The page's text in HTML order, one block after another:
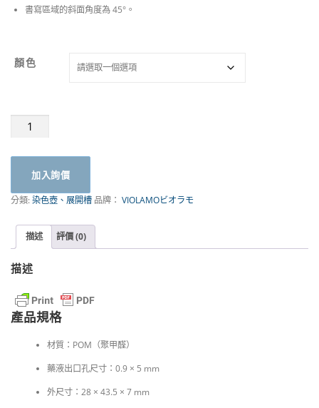
書寫區域的斜面角度為 45°。
顏色
Cassette
VEC
系
VIOLAMO
ビ
オ
モ
數
加入詢價
分類:染色壺、展開槽 品牌： VIOLAMOビオラモ
描述 評價 (0)
描述
產品規格
材質：POM（聚甲醛）
藥液出口孔尺寸：0.9 × 5 mm
外尺寸：28 × 43.5 × 7 mm